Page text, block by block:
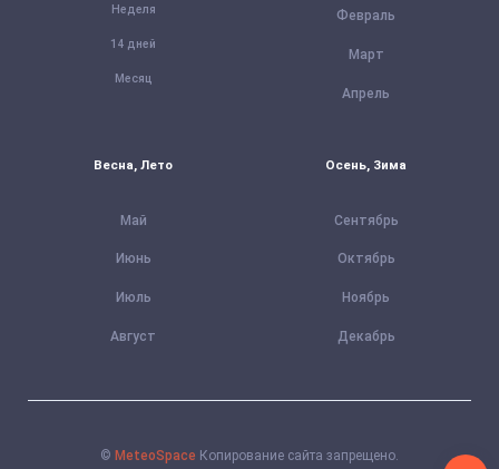
Неделя
14 дней
Месяц
Февраль
Март
Апрель
Весна, Лето
Май
Июнь
Июль
Август
Осень, Зима
Сентябрь
Октябрь
Ноябрь
Декабрь
© MeteoSpace Копирование сайта запрещено.